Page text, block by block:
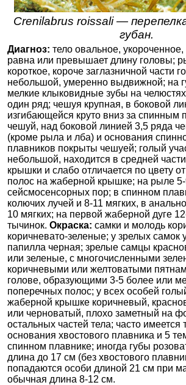
Crenilabrus roissali —
губан.
Диагноз: тело овальное,
равна или превышает длину головы;
короткое, короче заглазничной части
небольшой, умеренно выдвижной; на
мелкие клыковидные зубы на
один ряд; чешуя крупная, в боковой
изгибающейся круто вниз за спинным
чешуй, над боковой линией 3,5 ряда
(кроме рыла и лба) и основания
плавников покрыты чешуей; голый
небольшой, находится в средней
крышки и слабо отличается по цвету
полос на жаберной крышке; на рыле
сейсмосенсорных пор; в спинном
колючих лучей и 8-11 мягких, в
10 мягких; на первой жаберной дуге
тычинок. Окраска: самки и молодь
коричневато-зеленые; у зрелых самок
папилла черная; зрелые самцы
или зеленые, с многочисленными
коричневыми или желтоватыми
голове, образующими 3-5 более или
поперечных полос; у всех особей
жаберной крышке коричневый,
или черноватый, плохо заметный на
остальных частей тела; часто имеется
основания хвостового плавника и 5
спинном плавнике; иногда губы
длина до 17 см (без хвостового
попадаются особи длиной 21 см при
обычная длина 8-12 см.